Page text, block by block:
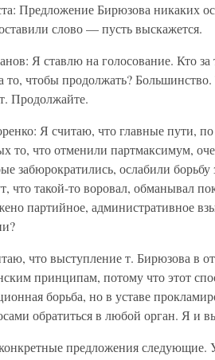
Предложение Бирюзова никаких
слово — пусть выскажется.
Я ставлю на голосование. Кто
то, чтобы продолжать?
Продолжайте.
Я считаю, что главные пути,
то, что отменили партмаксимум,
забюрократились, ослабили
что такой-то воровал, обманывал
партийное, административное
что выступление т. Бирюзова в
принципам, потому что этот
борьба, но в уставе
обратиться в любой орган. Я и
предложения следующие.